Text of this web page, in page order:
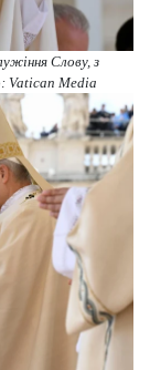
Слову, з
Vatican Media